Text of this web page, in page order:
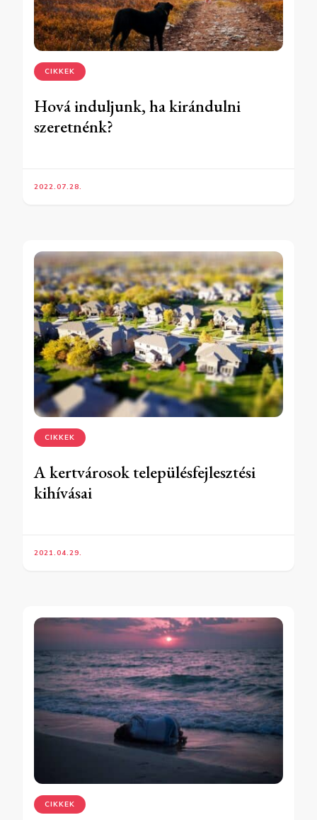
CIKKEK
Hová induljunk, ha kirándulni
szeretnénk?
2022.07.28.
CIKKEK
A kertvárosok településfejlesztési
kihívásai
2021.04.29.
CIKKEK